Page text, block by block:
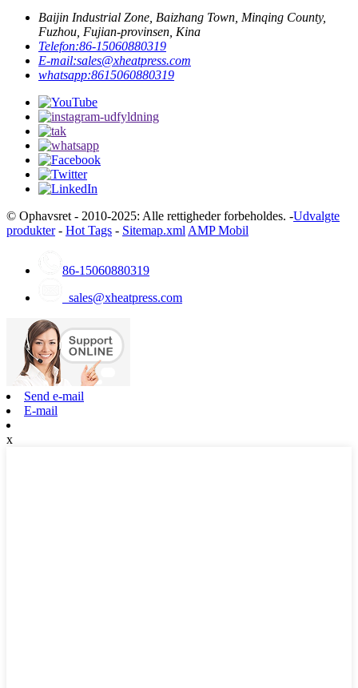
Baijin Industrial Zone, Baizhang Town, Minqing County,
Fuzhou, Fujian-provinsen, Kina
Telefon:86-15060880319
E-mail:sales@xheatpress.com
whatsapp:8615060880319
© Ophavsret - 2010-2025: Alle rettigheder forbeholdes. -Udvalgte
produkter- Hot Tags - Sitemap.xml AMP Mobil
86-15060880319
sales@xheatpress.com
Send e-mail
E-mail
x